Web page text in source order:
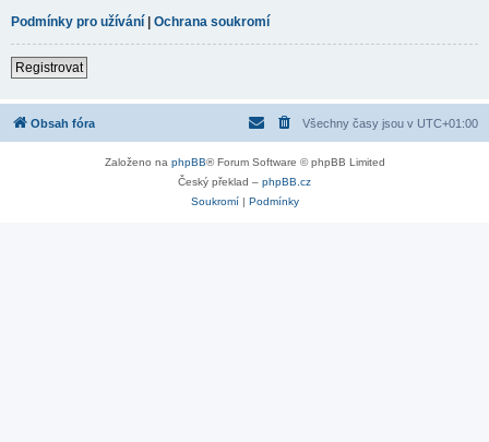
Podmínky pro užívání | Ochrana soukromí
Registrovat
Obsah fóra Všechny časy jsou v UTC+01:00
Založeno na phpBB® Forum Software © phpBB Limited
Český překlad – phpBB.cz
Soukromí| Podmínky